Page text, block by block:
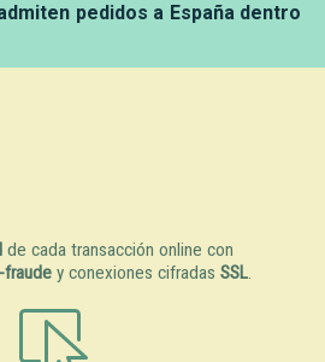
pedidos a España dentro
de cada transacción online con
fraude y conexiones cifradas SSL